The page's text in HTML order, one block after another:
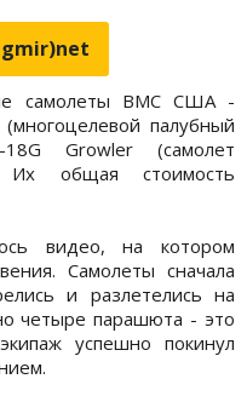
самолеты ВМС США -
палубный
Growler (самолет
Их общая стоимость
видео, на котором
Самолеты сначала
и разлетелись на
четыре парашюта - это
успешно покинул